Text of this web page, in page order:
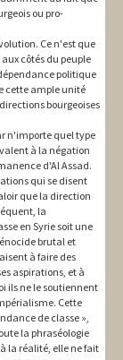
ou pro-
Ce n'est que
côtés du peuple
politique
cette ample unité
bourgeoises
n'importe quel type
à la négation
d'Al Assad.
qui se disent
que la direction
la
en Syrie soit une
brutal et
à faire des
aspirations, et à
ils ne le soutiennent
Cette
de classe »,
la phraséologie
la réalité, elle ne fait